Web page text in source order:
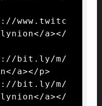
www.twitc
a></
bit.ly/m/
a></p>
bit.ly/m/
a></